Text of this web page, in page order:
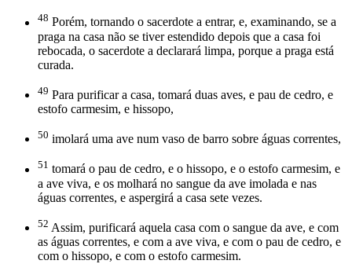
48 Porém, tornando o sacerdote a entrar, e, examinando, se a
praga na casa não se tiver estendido depois que a casa foi
rebocada, o sacerdote a declarará limpa, porque a praga está
curada.
49 Para purificar a casa, tomará duas aves, e pau de cedro, e
estofo carmesim, e hissopo,
50 imolará uma ave num vaso de barro sobre águas correntes,
51 tomará o pau de cedro, e o hissopo, e o estofo carmesim, e
a ave viva, e os molhará no sangue da ave imolada e nas
águas correntes, e aspergirá a casa sete vezes.
52 Assim, purificará aquela casa com o sangue da ave, e com
as águas correntes, e com a ave viva, e com o pau de cedro, e
com o hissopo, e com o estofo carmesim.